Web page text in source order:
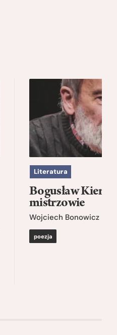
Literatura
Bogusław Kierc
mistrzowie
Wojciech Bonowicz
poezja